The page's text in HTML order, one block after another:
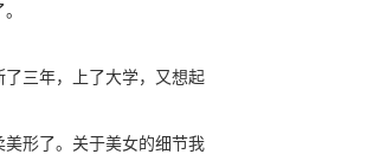
三年，上了大学，又想起
形了。关于美女的细节我